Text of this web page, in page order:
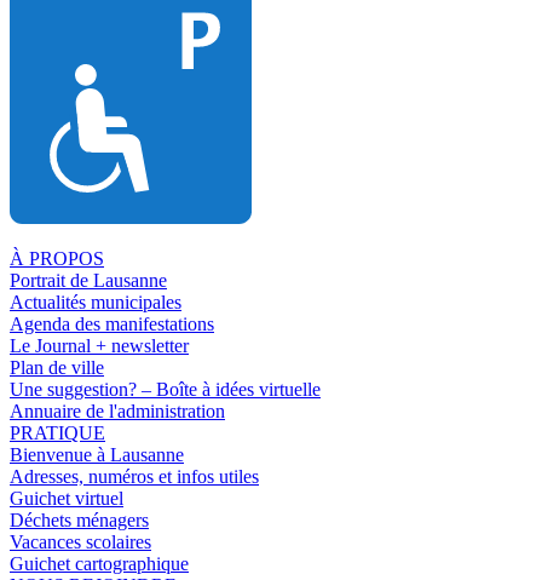
À PROPOS
Portrait de Lausanne
Actualités municipales
Agenda des manifestations
Le Journal + newsletter
Plan de ville
Une suggestion? – Boîte à idées virtuelle
Annuaire de l'administration
PRATIQUE
Bienvenue à Lausanne
Adresses, numéros et infos utiles
Guichet virtuel
Déchets ménagers
Vacances scolaires
Guichet cartographique